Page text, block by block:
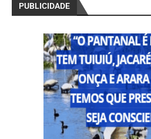
PUBLICIDADE